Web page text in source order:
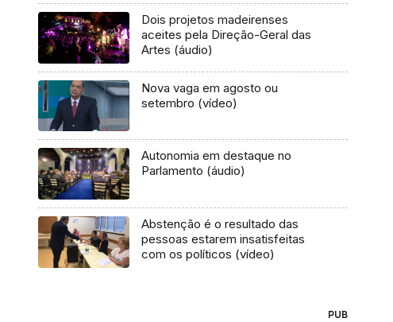
Dois projetos madeirenses
aceites pela Direção-Geral das
Artes (áudio)
Nova vaga em agosto ou
setembro (vídeo)
Autonomia em destaque no
Parlamento (áudio)
Abstenção é o resultado das
pessoas estarem insatisfeitas
com os políticos (vídeo)
PUB